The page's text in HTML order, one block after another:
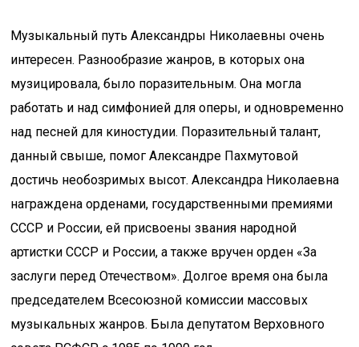
Музыкальный путь Александры Николаевны очень
интересен. Разнообразие жанров, в которых она
музицировала, было поразительным. Она могла
работать и над симфонией для оперы, и одновременно
над песней для киностудии. Поразительный талант,
данный свыше, помог Александре Пахмутовой
достичь необозримых высот. Александра Николаевна
награждена орденами, государственными премиями
СССР и России, ей присвоены звания народной
артистки СССР и России, а также вручен орден «За
заслуги перед Отечеством». Долгое время она была
председателем Всесоюзной комиссии массовых
музыкальных жанров. Была депутатом Верховного